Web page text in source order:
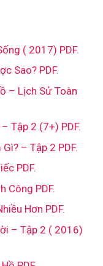
( 2017) PDF.
Sao? PDF.
– Lịch Sử Toàn
Tập 2 (7+) PDF.
– Tập 2 PDF.
PDF.
Công PDF.
Hơn PDF.
– Tập 2 ( 2016)